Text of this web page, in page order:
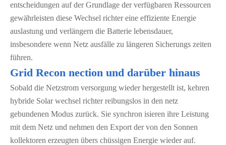
entscheidungen auf der Grundlage der verfügbaren Ressourcen
gewährleisten diese Wechsel richter eine effiziente Energie
auslastung und verlängern die Batterie lebensdauer,
insbesondere wenn Netz ausfälle zu längeren Sicherungs zeiten
führen.
Grid Recon nection und darüber hinaus
Sobald die Netzstrom versorgung wieder hergestellt ist, kehren
hybride Solar wechsel richter reibungslos in den netz
gebundenen Modus zurück. Sie synchron isieren ihre Leistung
mit dem Netz und nehmen den Export der von den Sonnen
kollektoren erzeugten übers chüssigen Energie wieder auf.